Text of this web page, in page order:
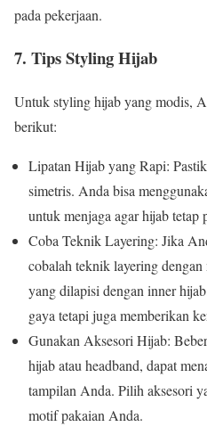
pada pekerjaan.
7. Tips Styling Hijab
Untuk styling hijab yang modis,
berikut:
Lipatan Hijab yang Rapi:
simetris. Anda bisa
untuk menjaga agar hijab tetap
Coba Teknik Layering: Jika
cobalah teknik layering
yang dilapisi dengan inner
gaya tetapi juga memberikan
Gunakan Aksesori Hijab:
hijab atau headband, dapat
tampilan Anda. Pilih aksesori
motif pakaian Anda.